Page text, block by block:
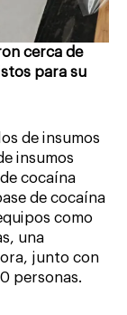
cerca de
para su
de insumos
insumos
cocaína
de cocaína
como
una
junto con
personas.